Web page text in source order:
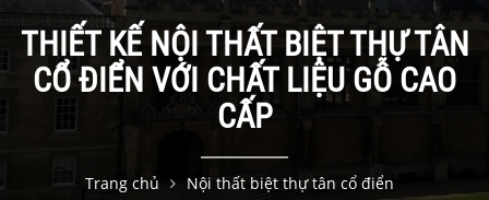
THIẾT KẾ NỘI THẤT BIỆT THỰ TÂN
CỔ ĐIỂN VỚI CHẤT LIỆU GỖ CAO
CẤP
Trang chủ Nội thất biệt thự tân cổ điển